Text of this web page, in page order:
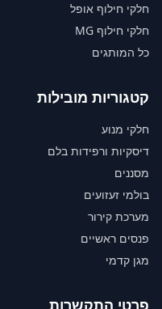
חלקי חילוף אופל
חלקי חילוף MG
כל המותגים
קטגוריות מובילות
חלקי מנוע
דיסקיות ורפידות בלם
מסננים
בולמי זעזועים
מערכת קירור
פנסים ראשיים
מגן קדמי
פרטי התקשרות